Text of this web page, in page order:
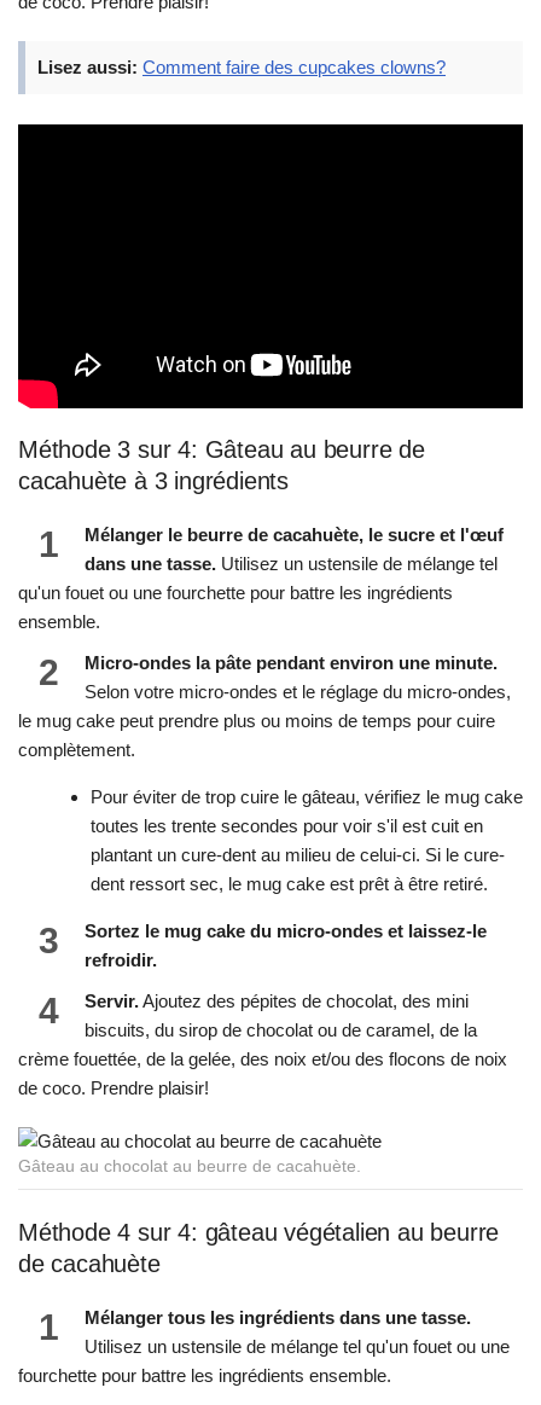
Lisez aussi: Comment faire des cupcakes clowns?
Méthode 3 sur 4: Gâteau au beurre de
cacahuète à 3 ingrédients
1
Mélanger le beurre de cacahuète, le sucre et l'œuf
dans une tasse. Utilisez un ustensile de mélange tel
qu'un fouet ou une fourchette pour battre les ingrédients
ensemble.
2
Micro-ondes la pâte pendant environ une minute.
Selon votre micro-ondes et le réglage du micro-ondes,
le mug cake peut prendre plus ou moins de temps pour cuire
complètement.
Pour éviter de trop cuire le gâteau, vérifiez le mug cake
toutes les trente secondes pour voir s'il est cuit en
plantant un cure-dent au milieu de celui-ci. Si le cure-
dent ressort sec, le mug cake est prêt à être retiré.
3
Sortez le mug cake du micro-ondes et laissez-le
refroidir.
4 Servir.Ajoutez des pépites de chocolat, des mini
biscuits, du sirop de chocolat ou de caramel, de la
crème fouettée, de la gelée, des noix et/ou des flocons de noix
de coco. Prendre plaisir!
Gâteau au chocolat au beurre de cacahuète.
Méthode 4 sur 4: gâteau végétalien au beurre
de cacahuète
1
Mélanger tous les ingrédients dans une tasse.
Utilisez un ustensile de mélange tel qu'un fouet ou une
fourchette pour battre les ingrédients ensemble.